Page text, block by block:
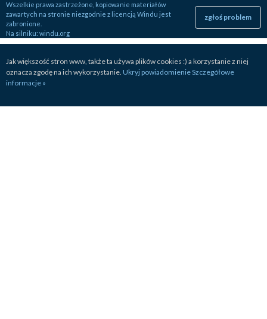
zgłoś problem
Wszelkie prawa zastrzeżone, kopiowanie materiałów
zawartych na stronie niezgodnie z licencją Windu jest
zabronione.
Na silniku: windu.org
Jak większość stron www, także ta używa plików cookies :) a korzystanie z niej
oznacza zgodę na ich wykorzystanie. Ukryj powiadomienieSzczegółowe
informacje »